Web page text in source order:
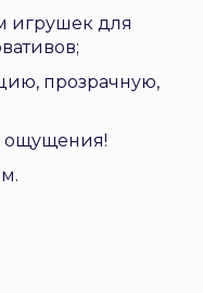
игрушек для
прозрачную,
ощущения!